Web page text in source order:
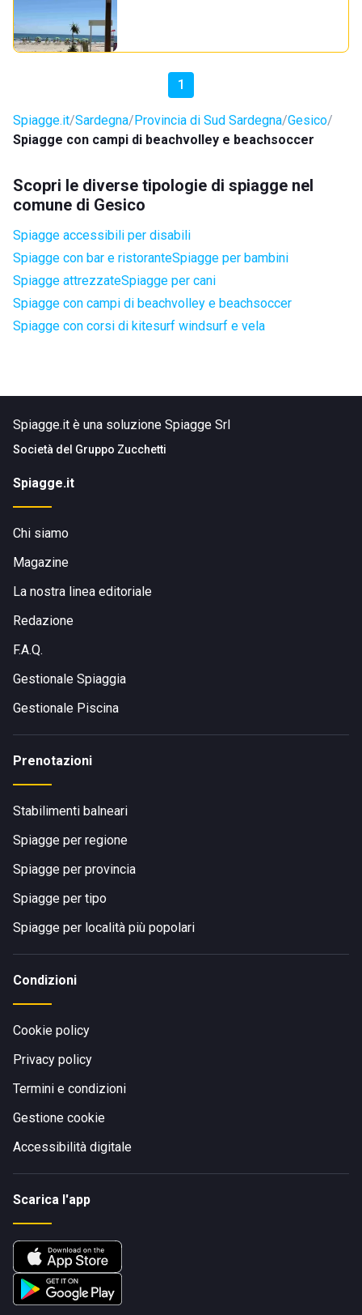
1
Spiagge.it Sardegna Provincia di Sud Sardegna Gesico
Spiagge con campi di beachvolley e beachsoccer
Scopri le diverse tipologie di spiagge nel
comune di Gesico
Spiagge accessibili per disabili
Spiagge con bar e ristoranteSpiagge per bambini
Spiagge attrezzateSpiagge per cani
Spiagge con campi di beachvolley e beachsoccer
Spiagge con corsi di kitesurf windsurf e vela
Spiagge.it è una soluzione Spiagge Srl
Società del Gruppo Zucchetti
Spiagge.it
Chi siamo
Magazine
La nostra linea editoriale
Redazione
F.A.Q.
Gestionale Spiaggia
Gestionale Piscina
Prenotazioni
Stabilimenti balneari
Spiagge per regione
Spiagge per provincia
Spiagge per tipo
Spiagge per località più popolari
Condizioni
Cookie policy
Privacy policy
Termini e condizioni
Gestione cookie
Accessibilità digitale
Scarica l'app